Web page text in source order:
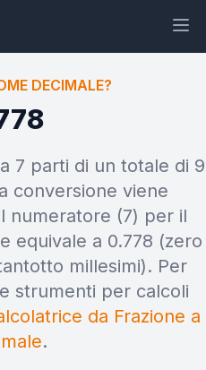
Anteprima Cosa è 7/9 come
decimale? Widget
DECIMALE?
7 parti di un totale di 9
conversione viene
numeratore (7) per il
equivale a 0.778 (zero
millesimi). Per
strumenti per calcoli
da Frazione a
.